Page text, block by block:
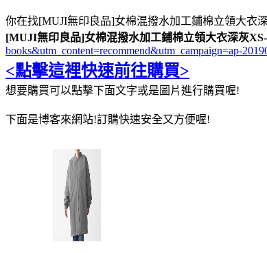
你在找[MUJI無印良品]女棉混撥水加工鋪棉立領大衣
[MUJI無印良品]女棉混撥水加工鋪棉立領大衣深灰
books&utm_content=recommend&utm_campaign=ap-
<點擊這裡快速前往購買>
想要購買可以點擊下面文字或是圖片進行購買喔!
下面是博客來網站!訂購快速安全又方便喔!